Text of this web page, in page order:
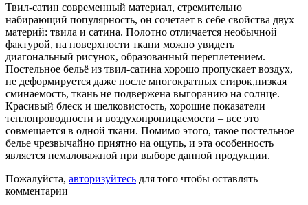
Твил-сатин современный материал, стремительно
набирающий популярность, он сочетает в себе свойства двух
материй: твила и сатина. Полотно отличается необычной
фактурой, на поверхности ткани можно увидеть
диагональный рисунок, образованный переплетением.
Постельное бельё из твил-сатина хорошо пропускает воздух,
не деформируется даже после многократных стирок,низкая
сминаемость, ткань не подвержена выгоранию на солнце.
Красивый блеск и шелковистость, хорошие показатели
теплопроводности и воздухопроницаемости – все это
совмещается в одной ткани. Помимо этого, такое постельное
белье чрезвычайно приятно на ощупь, и эта особенность
является немаловажной при выборе данной продукции.
Пожалуйста, авторизуйтесь для того чтобы оставлять
комментарии